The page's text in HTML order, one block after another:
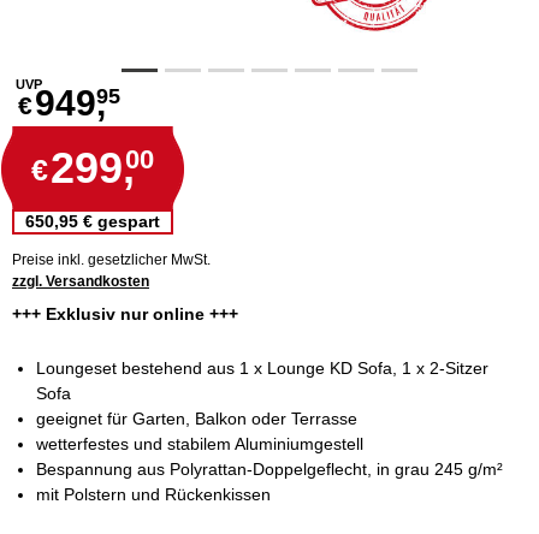
UVP
€949,95
€299,00
650,95 € gespart
Preise inkl. gesetzlicher MwSt.
zzgl. Versandkosten
+++ Exklusiv nur online +++
Loungeset bestehend aus 1 x Lounge KD Sofa, 1 x 2-Sitzer
Sofa
geeignet für Garten, Balkon oder Terrasse
wetterfestes und stabilem Aluminiumgestell
Bespannung aus Polyrattan-Doppelgeflecht, in grau 245 g/m²
mit Polstern und Rückenkissen